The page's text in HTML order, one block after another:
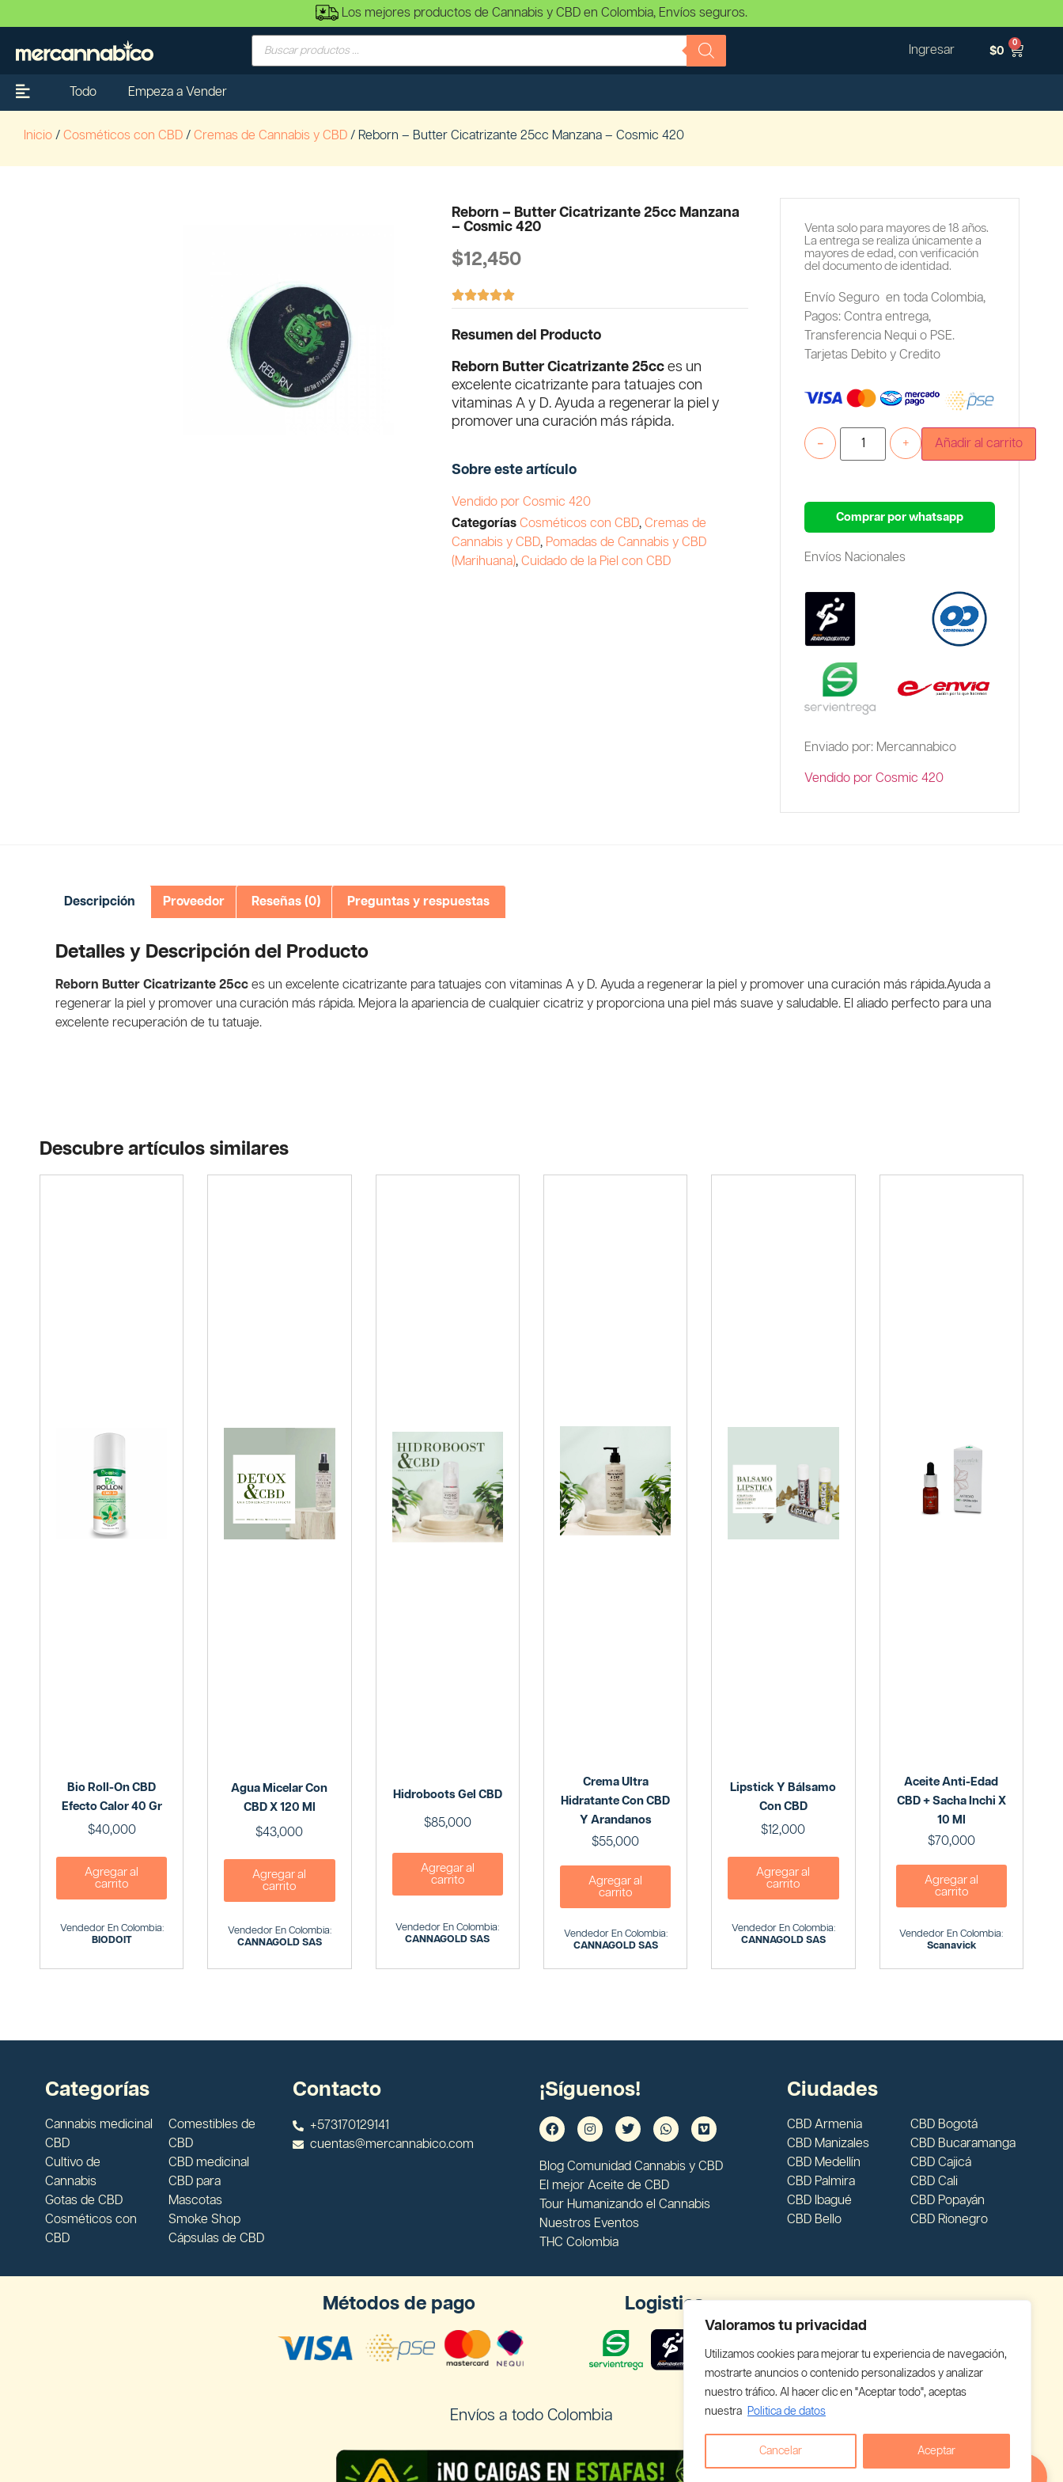
Valoramos tu privacidad
Utilizamos cookies para mejorar tu experiencia de navegación,
mostrarte anuncios o contenido personalizados y analizar
nuestro tráfico. Al hacer clic en "Aceptar todo", aceptas
nuestra Politica de datos
Cancelar Aceptar
Los mejores productos de Cannabis y CBD en Colombia, Envíos seguros.
Ingresar $0
0
Todo Empeza a Vender
Inicio / Cosméticos con CBD / Cremas de Cannabis y CBD / Reborn – Butter Cicatrizante 25cc Manzana – Cosmic 420
Reborn – Butter Cicatrizante 25cc Manzana
– Cosmic 420
$12,450

Resumen del Producto
Reborn Butter Cicatrizante 25cc es un
excelente cicatrizante para tatuajes con
vitaminas A y D. Ayuda a regenerar la piel y
promover una curación más rápida.
Sobre este artículo
Vendido por Cosmic 420
Categorías Cosméticos con CBD,Cremas de
Cannabis y CBD, Pomadas de Cannabis y CBD
(Marihuana),Cuidado de la Piel con CBD
Venta solo para mayores de 18 años.
La entrega se realiza únicamente a
mayores de edad, con verificación
del documento de identidad.
Envío Seguro en toda Colombia,
Pagos: Contra entrega,
Transferencia Nequi o PSE.
Tarjetas Debito y Credito
+
- Añadir al carrito
Comprar por whatsapp
Envíos Nacionales
Enviado por: Mercannabico
Vendido por Cosmic 420
Descripción Proveedor Reseñas (0) Preguntas y respuestas
Detalles y Descripción del Producto
Reborn Butter Cicatrizante 25cc es un excelente cicatrizante para tatuajes con vitaminas A y D. Ayuda a regenerar la piel y promover una curación más rápida.Ayuda a
regenerar la piel y promover una curación más rápida. Mejora la apariencia de cualquier cicatriz y proporciona una piel más suave y saludable. El aliado perfecto para una
excelente recuperación de tu tatuaje.
Descubre artículos similares
Bio Roll-On CBD
Efecto Calor 40 Gr
$40,000
Agregar al
carrito
Vendedor En Colombia:
BIODOIT
Agua Micelar Con
CBD X 120 Ml
$43,000
Agregar al
carrito
Vendedor En Colombia:
CANNAGOLD SAS
Hidroboots Gel CBD
$85,000
Agregar al
carrito
Vendedor En Colombia:
CANNAGOLD SAS
Crema Ultra
Hidratante Con CBD
Y Arandanos
$55,000
Agregar al
carrito
Vendedor En Colombia:
CANNAGOLD SAS
Lipstick Y Bálsamo
Con CBD
$12,000
Agregar al
carrito
Vendedor En Colombia:
CANNAGOLD SAS
Aceite Anti-Edad
CBD + Sacha Inchi X
10 Ml
$70,000
Agregar al
carrito
Vendedor En Colombia:
Scanavick
Categorías
Cannabis medicinal
CBD
Cultivo de
Cannabis
Gotas de CBD
Cosméticos con
CBD
Comestibles de
CBD
CBD medicinal
CBD para
Mascotas
Smoke Shop
Cápsulas de CBD
Contacto
+573170129141
cuentas@mercannabico.com
¡Síguenos!
Blog Comunidad Cannabis y CBD
El mejor Aceite de CBD
Tour Humanizando el Cannabis
Nuestros Eventos
THC Colombia
Ciudades
CBD Armenia
CBD Manizales
CBD Medellín
CBD Palmira
CBD Ibagué
CBD Bello
CBD Bogotá
CBD Bucaramanga
CBD Cajicá
CBD Cali
CBD Popayán
CBD Rionegro
Métodos de pago Logistica
Envíos a todo Colombia